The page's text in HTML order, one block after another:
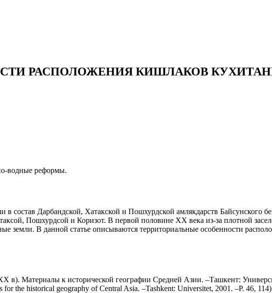
РАСПОЛОЖЕНИЯ КИШЛАКОВ
водные реформы.
состав Дарбандской, Хатакской и Пошхурдской амлякдарств Байсунского
Пошхурдсой и Коризот. В первой половине ХХ века из-за плотной
земли. В данной статье описываются территориальные особенности
в). Материалы к исторической географии Средней Азии. –Ташкент:
the historical geography of Central Asia. –Tashkent: Universitet, 2001. –P. 46,